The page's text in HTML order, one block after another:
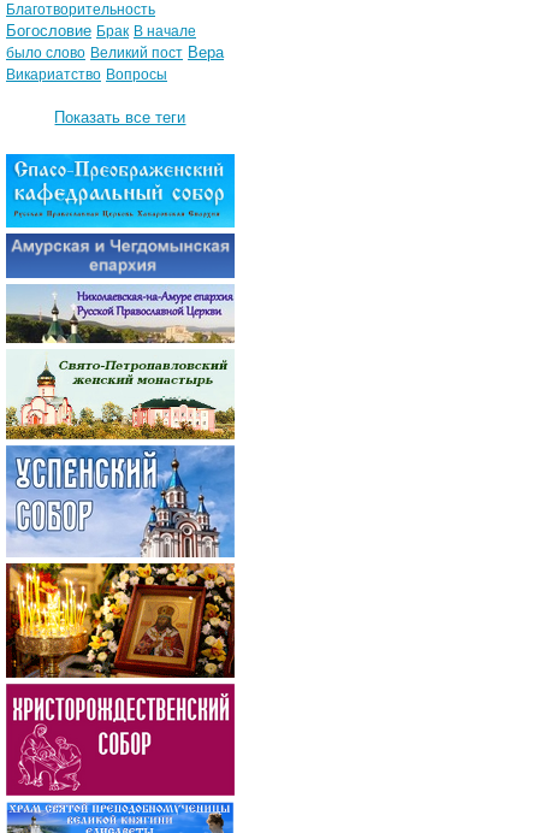
Благотворительность
Богословие Брак В начале
было слово Великий пост Вера
Викариатство Вопросы
Показать все теги